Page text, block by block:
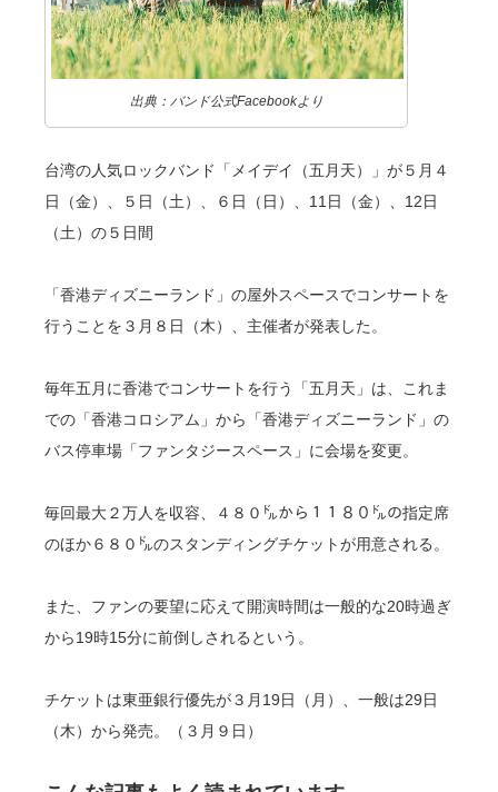
出典：バンド公式Facebookより
台湾の人気ロックバンド「メイデイ（五月天）」が５月４
日（金）、５日（土）、６日（日）、11日（金）、12日
（土）の５日間
「香港ディズニーランド」の屋外スペースでコンサートを
行うことを３月８日（木）、主催者が発表した。
毎年五月に香港でコンサートを行う「五月天」は、これま
での「香港コロシアム」から「香港ディズニーランド」の
バス停車場「ファンタジースペース」に会場を変更。
毎回最大２万人を収容、４８０㌦から１１８０㌦の指定席
のほか６８０㌦のスタンディングチケットが用意される。
また、ファンの要望に応えて開演時間は一般的な20時過ぎ
から19時15分に前倒しされるという。
チケットは東亜銀行優先が３月19日（月）、一般は29日
（木）から発売。（３月９日）